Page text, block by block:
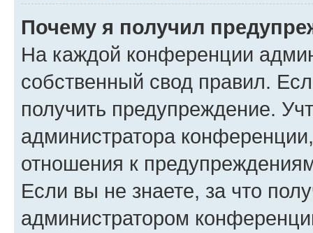
Почему я получил
На каждой конференции
собственный свод правил.
получить предупреждение.
администратора
отношения к
Если вы не знаете, за что
администратором